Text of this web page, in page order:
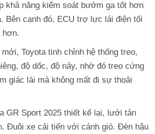
khả năng kiểm soát bướm ga tốt hơn
Bên cạnh đó, ECU trợ lực lái điện tối
hơn.
mới, Toyota tinh chỉnh hệ thống treo,
độ dốc, độ nảy, nhờ đó treo cứng
giác lái mà không mất đi sự thoải
GR Sport 2025 thiết kế lại, lưới tản
Đuôi xe cải tiến với cánh gió. Đèn hậu